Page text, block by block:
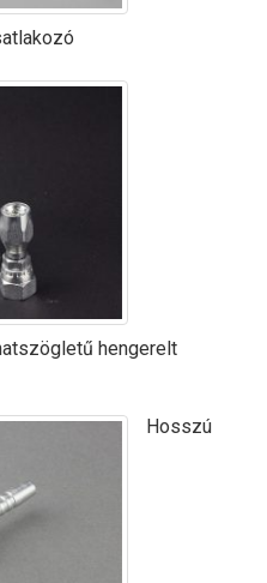
hengerelt
Hosszú